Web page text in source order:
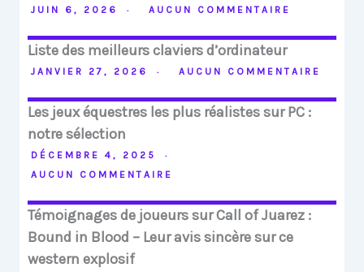
JUIN 6, 2026 AUCUN COMMENTAIRE
Liste des meilleurs claviers d’ordinateur
JANVIER 27, 2026 AUCUN COMMENTAIRE
Les jeux équestres les plus réalistes sur PC :
notre sélection
DÉCEMBRE 4, 2025
AUCUN COMMENTAIRE
Témoignages de joueurs sur Call of Juarez :
Bound in Blood – Leur avis sincère sur ce
western explosif